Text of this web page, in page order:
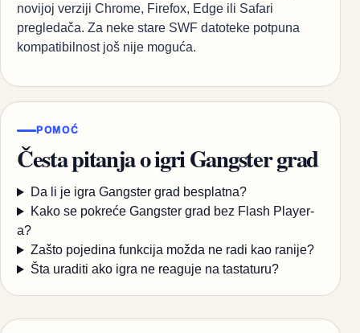
novijoj verziji Chrome, Firefox, Edge ili Safari
pregledača. Za neke stare SWF datoteke potpuna
kompatibilnost još nije moguća.
POMOĆ
Česta pitanja o igri Gangster grad
Da li je igra Gangster grad besplatna?
Kako se pokreće Gangster grad bez Flash Player-
a?
Zašto pojedina funkcija možda ne radi kao ranije?
Šta uraditi ako igra ne reaguje na tastaturu?